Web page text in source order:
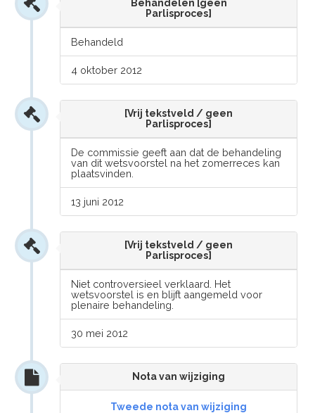
Behandelen [geen
Parlisproces]
Behandeld
4 oktober 2012
[Vrij tekstveld / geen
Parlisproces]
De commissie geeft aan dat de behandeling
van dit wetsvoorstel na het zomerreces kan
plaatsvinden.
13 juni 2012
[Vrij tekstveld / geen
Parlisproces]
Niet controversieel verklaard. Het
wetsvoorstel is en blijft aangemeld voor
plenaire behandeling.
30 mei 2012
Nota van wijziging
Tweede nota van wijziging